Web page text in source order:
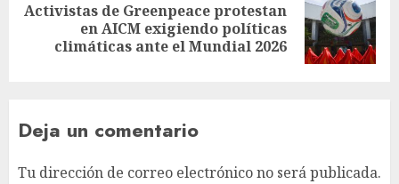
Activistas de Greenpeace protestan
en AICM exigiendo políticas
climáticas ante el Mundial 2026
Deja un comentario
Tu dirección de correo electrónico no será publicada.